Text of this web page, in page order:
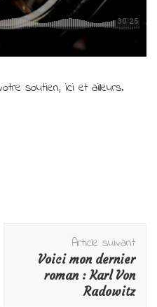
soutien, ici et ailleurs.
Article suivant
Voici mon dernier
roman : Karl Von
Radowitz